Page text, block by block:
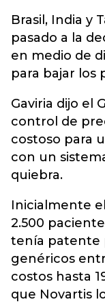
Brasil, India y
pasado a la
en medio de
para bajar los
Gaviria dijo el
control de
costoso para
con un
quiebra.
Inicialmente
2.500
tenía patente
genéricos
costos hasta
que Novartis